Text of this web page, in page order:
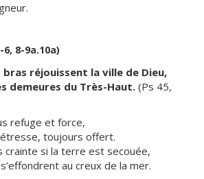
6, 8-9a.10a)
bras réjouissent la ville de Dieu,
demeures du Très-Haut.(Ps 45,
refuge et force,
toujours offert.
crainte si la terre est secouée,
au creux de la mer.